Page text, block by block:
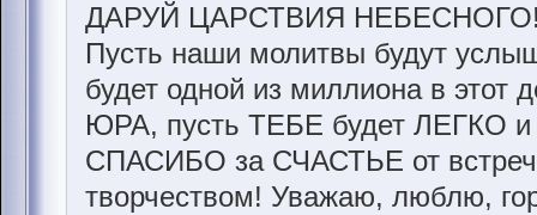
ДАРУЙ ЦАРСТВИЯ
Пусть наши молитвы будут
будет одной из миллиона в этот
ЮРА, пусть ТЕБЕ будет ЛЕГКО
СПАСИБО за СЧАСТЬЕ от
творчеством! Уважаю, люблю,